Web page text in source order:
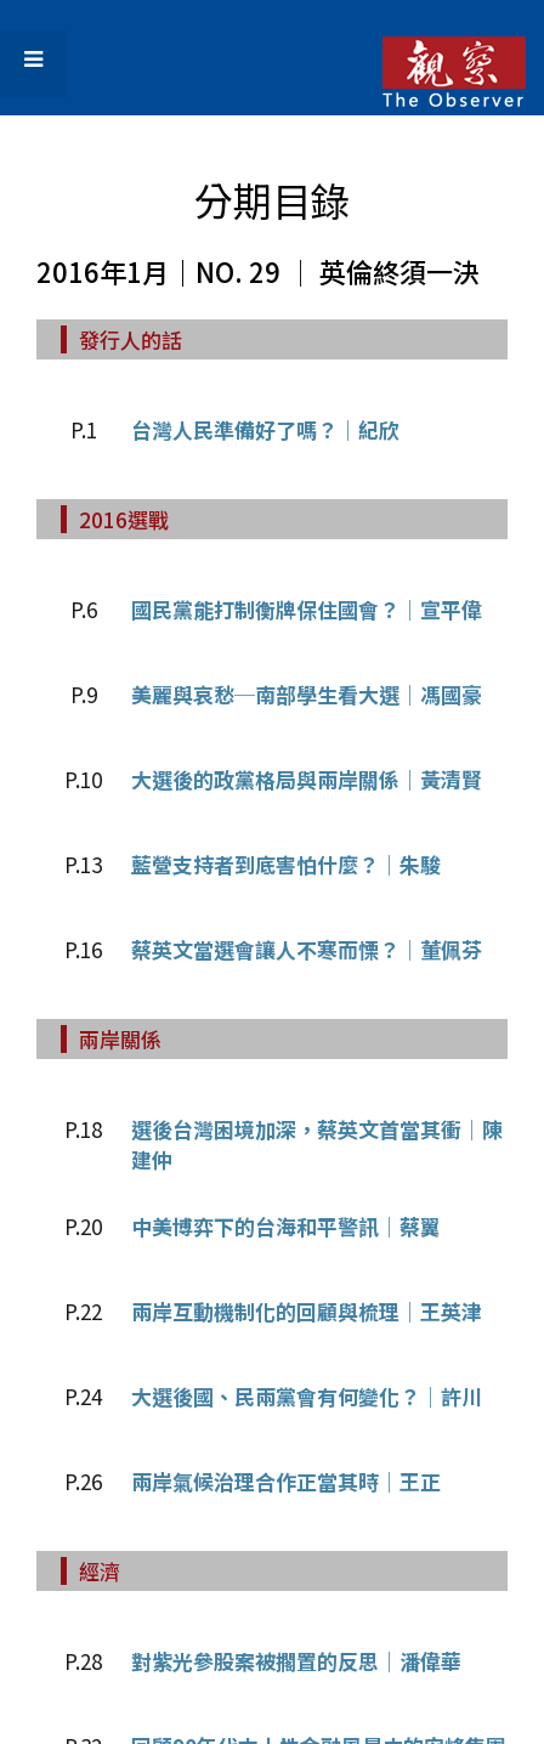
分期目錄
2016年1月｜NO. 29 │ 英倫終須一決
發行人的話
P.1 台灣人民準備好了嗎？│紀欣
2016選戰
P.6 國民黨能打制衡牌保住國會？│宣平偉
P.9 美麗與哀愁─南部學生看大選│馮國豪
P.10 大選後的政黨格局與兩岸關係│黃清賢
P.13 藍營支持者到底害怕什麼？│朱駿
P.16 蔡英文當選會讓人不寒而慄？│董佩芬
兩岸關係
P.18
選後台灣困境加深，蔡英文首當其衝│陳
建仲
P.20 中美博弈下的台海和平警訊│蔡翼
P.22 兩岸互動機制化的回顧與梳理│王英津
P.24 大選後國、民兩黨會有何變化？│許川
P.26 兩岸氣候治理合作正當其時│王正
經濟
P.28 對紫光參股案被擱置的反思│潘偉華